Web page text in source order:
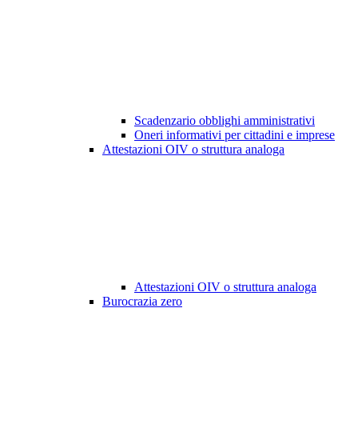
Scadenzario obblighi amministrativi
Oneri informativi per cittadini e imprese
Attestazioni OIV o struttura analoga
Attestazioni OIV o struttura analoga
Burocrazia zero